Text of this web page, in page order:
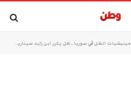
ميليشيات الظل في سوريا.. هل يكرر ابن زايد سيناريو السودان؟